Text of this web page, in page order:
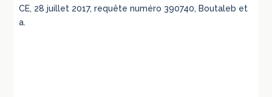
CE, 28 juillet 2017, requête numéro 390740, Boutaleb et
a.